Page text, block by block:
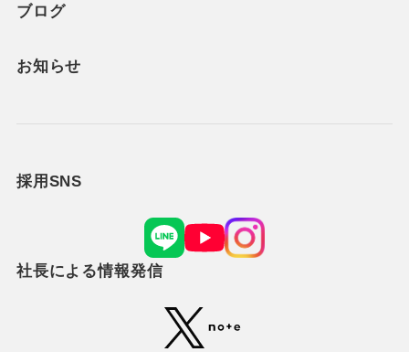
ブログ
お知らせ
採用SNS
社長による情報発信